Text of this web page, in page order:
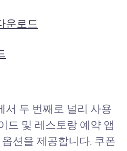
운로드
서 두 번째로 널리 사용
드 및 레스토랑 예약 앱
션을 제공합니다. 쿠폰